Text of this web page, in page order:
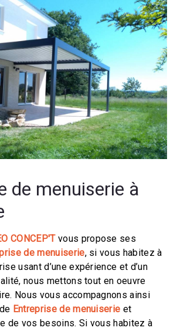
de menuiserie à
CONCEP'Tvous propose ses
de menuiserie, si vous habitez à
usant d’une expérience et d’un
nous mettons tout en oeuvre
Nous vous accompagnons ainsi
Entreprise de menuiserie et
de vos besoins. Si vous habitez à